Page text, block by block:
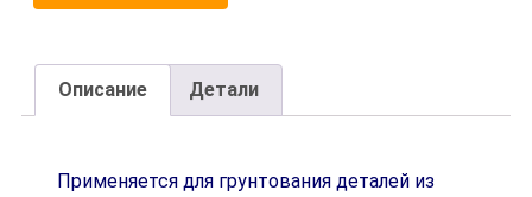
Описание Детали
Применяется для грунтования деталей из